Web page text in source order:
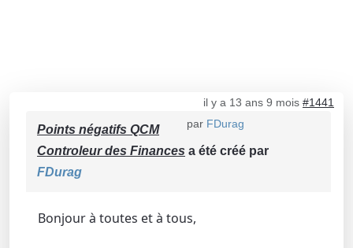
il y a 13 ans 9 mois #1441
par FDurag
Points négatifs QCM
Controleur des Finances a été créé par
FDurag
Bonjour à toutes et à tous,